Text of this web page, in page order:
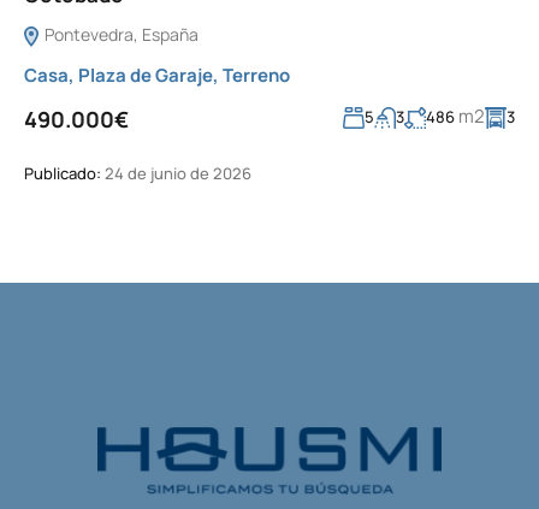
Pontevedra, España
Casa, Plaza de Garaje, Terreno
490.000€ 5 3 486 m2 3
Publicado: 24 de junio de 2026